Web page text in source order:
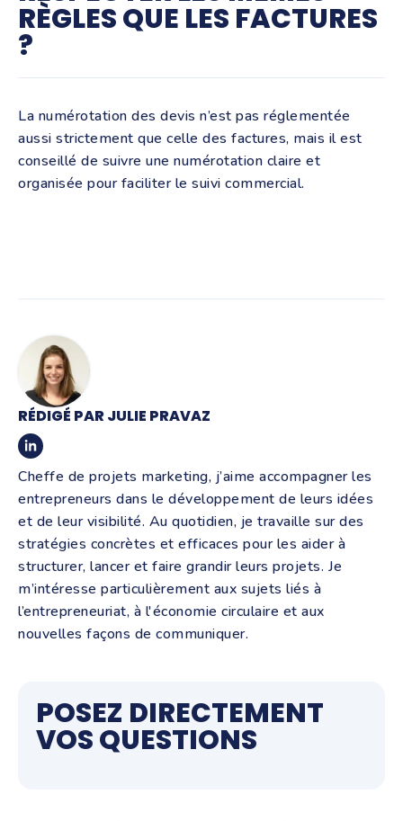
RÈGLES QUE LES FACTURES
?
La numérotation des devis n’est pas réglementée
aussi strictement que celle des factures, mais il est
conseillé de suivre une numérotation claire et
organisée pour faciliter le suivi commercial.
RÉDIGÉ PAR JULIE PRAVAZ
Cheffe de projets marketing, j’aime accompagner les
entrepreneurs dans le développement de leurs idées
et de leur visibilité. Au quotidien, je travaille sur des
stratégies concrètes et efficaces pour les aider à
structurer, lancer et faire grandir leurs projets. Je
m’intéresse particulièrement aux sujets liés à
l’entrepreneuriat, à l'économie circulaire et aux
nouvelles façons de communiquer.
POSEZ DIRECTEMENT
VOS QUESTIONS